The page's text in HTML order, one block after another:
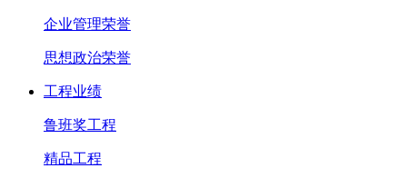
企业管理荣誉
思想政治荣誉
工程业绩
鲁班奖工程
精品工程